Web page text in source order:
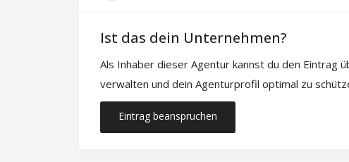
Ist das dein Unternehmen?
Als Inhaber dieser Agentur kannst du den Eintrag
verwalten und dein Agenturprofil optimal zu
Eintrag beanspruchen